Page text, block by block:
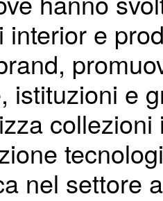
e
istituzioni e
nel settore